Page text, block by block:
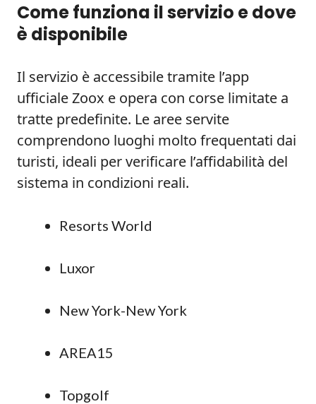
Come funziona il servizio e dove
è disponibile
Il servizio è accessibile tramite l’app
ufficiale Zoox e opera con corse limitate a
tratte predefinite. Le aree servite
comprendono luoghi molto frequentati dai
turisti, ideali per verificare l’affidabilità del
sistema in condizioni reali.
Resorts World
Luxor
New York-New York
AREA15
Topgolf